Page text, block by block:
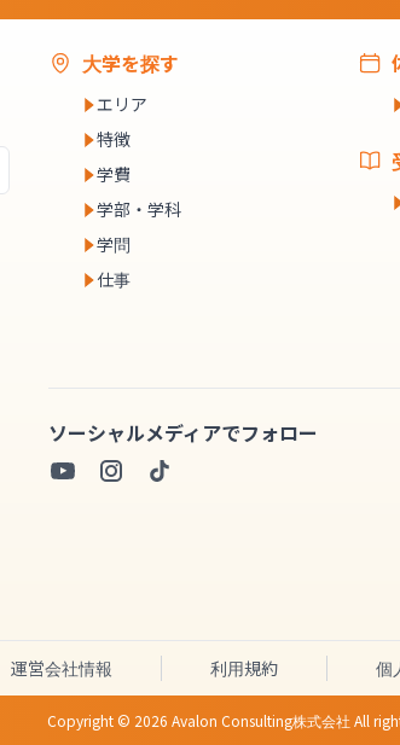
大学を探す
エリア
特徴
学費
学部・学科
学問
仕事
ソーシャルメディアでフォロー
運営会社情報 利用規約 個
Copyright © 2026 Avalon Consulting株式会社 All